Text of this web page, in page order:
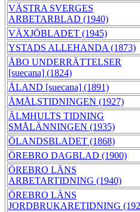
VÄSTRA SVERGES
ARBETARBLAD (1940)
VÄXJÖBLADET (1945)
YSTADS ALLEHANDA (1873)
ÅBO UNDERRÄTTELSER
[suecana] (1824)
ÅLAND [suecana] (1891)
ÅMÅLSTIDNINGEN (1927)
ÄLMHULTS TIDNING
SMÅLÄNNINGEN (1935)
ÖLANDSBLADET (1868)
ÖREBRO DAGBLAD (1900)
ÖREBRO LÄNS
ARBETARTIDNING (1940)
ÖREBRO LÄNS
JORDBRUKARETIDNING